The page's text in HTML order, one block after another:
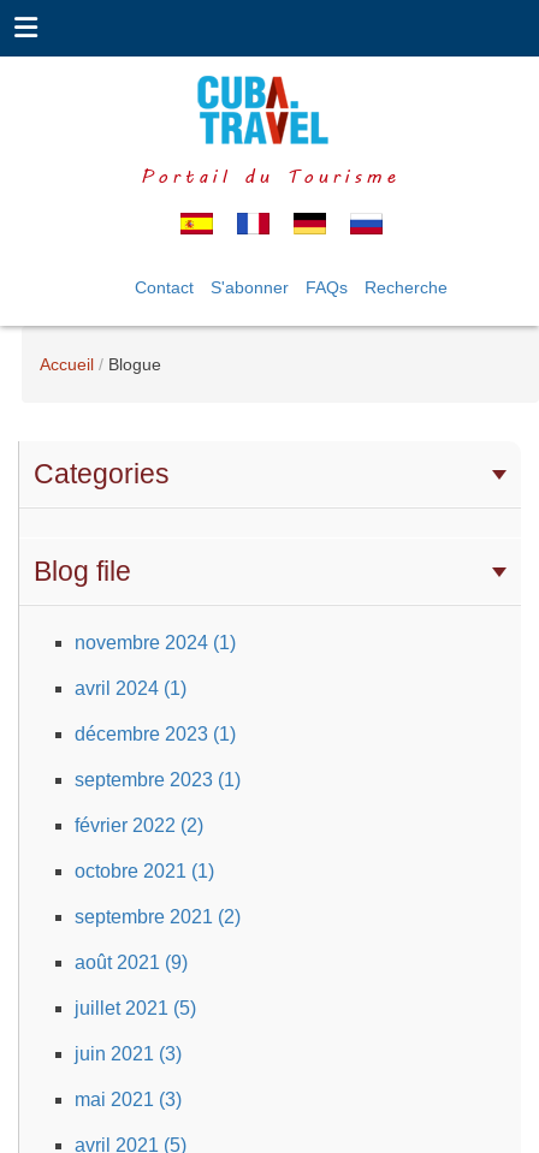
Portail du Tourisme
Contact S'abonner FAQs Recherche
Accueil Blogue
Categories
Blog file
novembre 2024 (1)
avril 2024 (1)
décembre 2023 (1)
septembre 2023 (1)
février 2022 (2)
octobre 2021 (1)
septembre 2021 (2)
août 2021 (9)
juillet 2021 (5)
juin 2021 (3)
mai 2021 (3)
avril 2021 (5)